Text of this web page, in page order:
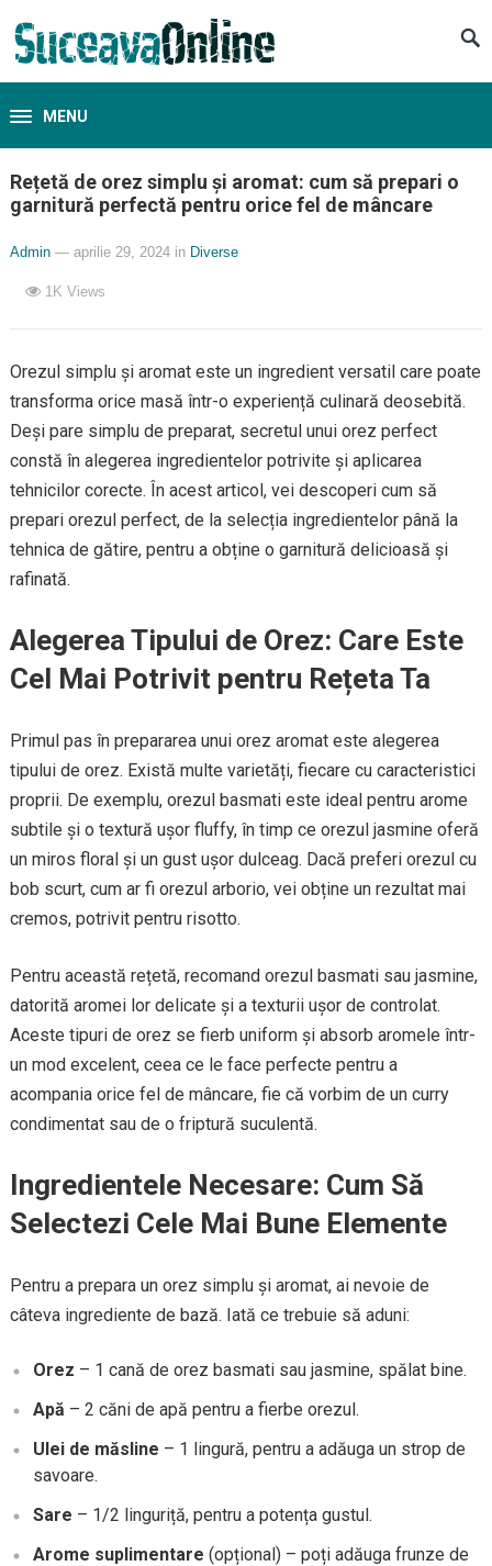
MENU
Rețetă de orez simplu și aromat: cum să prepari o
garnitură perfectă pentru orice fel de mâncare
Admin — aprilie 29, 2024 in Diverse
1K Views
Orezul simplu și aromat este un ingredient versatil care poate
transforma orice masă într-o experiență culinară deosebită.
Deși pare simplu de preparat, secretul unui orez perfect
constă în alegerea ingredientelor potrivite și aplicarea
tehnicilor corecte. În acest articol, vei descoperi cum să
prepari orezul perfect, de la selecția ingredientelor până la
tehnica de gătire, pentru a obține o garnitură delicioasă și
rafinată.
Alegerea Tipului de Orez: Care Este
Cel Mai Potrivit pentru Rețeta Ta
Primul pas în prepararea unui orez aromat este alegerea
tipului de orez. Există multe varietăți, fiecare cu caracteristici
proprii. De exemplu, orezul basmati este ideal pentru arome
subtile și o textură ușor fluffy, în timp ce orezul jasmine oferă
un miros floral și un gust ușor dulceag. Dacă preferi orezul cu
bob scurt, cum ar fi orezul arborio, vei obține un rezultat mai
cremos, potrivit pentru risotto.
Pentru această rețetă, recomand orezul basmati sau jasmine,
datorită aromei lor delicate și a texturii ușor de controlat.
Aceste tipuri de orez se fierb uniform și absorb aromele într-
un mod excelent, ceea ce le face perfecte pentru a
acompania orice fel de mâncare, fie că vorbim de un curry
condimentat sau de o friptură suculentă.
Ingredientele Necesare: Cum Să
Selectezi Cele Mai Bune Elemente
Pentru a prepara un orez simplu și aromat, ai nevoie de
câteva ingrediente de bază. Iată ce trebuie să aduni:
Orez – 1 cană de orez basmati sau jasmine, spălat bine.
Apă – 2 căni de apă pentru a fierbe orezul.
Ulei de măsline – 1 lingură, pentru a adăuga un strop de
savoare.
Sare – 1/2 linguriță, pentru a potența gustul.
Arome suplimentare (opțional) – poți adăuga frunze de